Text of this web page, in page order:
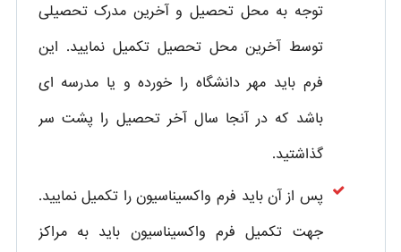
توجه به محل تحصیل و آخرین مدرک تحصیلی
توسط آخرین محل تحصیل تکمیل نمایید. این
فرم باید مهر دانشگاه را خورده و یا مدرسه ای
باشد که در آنجا سال آخر تحصیل را پشت سر
گذاشتید.
پس از آن باید فرم واکسیناسیون را تکمیل نمایید.
جهت تکمیل فرم واکسیناسیون باید به مراکز